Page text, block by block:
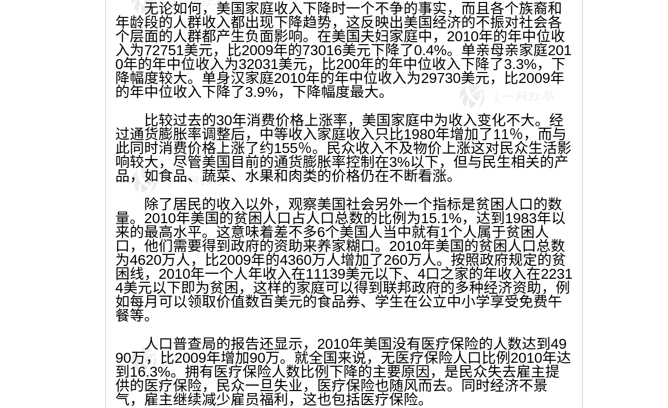
无论如何，美国家庭收入下降时一个不争的事实，而且各个族裔和
年龄段的人群收入都出现下降趋势，这反映出美国经济的不振对社会各
个层面的人群都产生负面影响。在美国夫妇家庭中，2010年的年中位收
入为72751美元，比2009年的73016美元下降了0.4%。单亲母亲家庭201
0年的年中位收入为32031美元，比200年的年中位收入下降了3.3%，下
降幅度较大。单身汉家庭2010年的年中位收入为29730美元，比2009年
的年中位收入下降了3.9%，下降幅度最大。
比较过去的30年消费价格上涨率，美国家庭中为收入变化不大。经
过通货膨胀率调整后，中等收入家庭收入只比1980年增加了11％，而与
此同时消费价格上涨了约155％。民众收入不及物价上涨这对民众生活影
响较大，尽管美国目前的通货膨胀率控制在3%以下，但与民生相关的产
品，如食品、蔬菜、水果和肉类的价格仍在不断看涨。
除了居民的收入以外，观察美国社会另外一个指标是贫困人口的数
量。2010年美国的贫困人口占人口总数的比例为15.1%，达到1983年以
来的最高水平。这意味着差不多6个美国人当中就有1个人属于贫困人
口，他们需要得到政府的资助来养家糊口。2010年美国的贫困人口总数
为4620万人，比2009年的4360万人增加了260万人。按照政府规定的贫
困线，2010年一个人年收入在11139美元以下、4口之家的年收入在2231
4美元以下即为贫困，这样的家庭可以得到联邦政府的多种经济资助，例
如每月可以领取价值数百美元的食品券、学生在公立中小学享受免费午
餐等。
人口普查局的报告还显示，2010年美国没有医疗保险的人数达到49
90万，比2009年增加90万。就全国来说，无医疗保险人口比例2010年达
到16.3%。拥有医疗保险人数比例下降的主要原因，是民众失去雇主提
供的医疗保险，民众一旦失业，医疗保险也随风而去。同时经济不景
气，雇主继续减少雇员福利，这也包括医疗保险。